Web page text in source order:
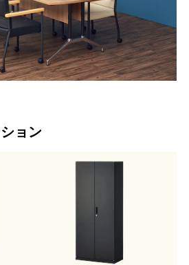
ョン